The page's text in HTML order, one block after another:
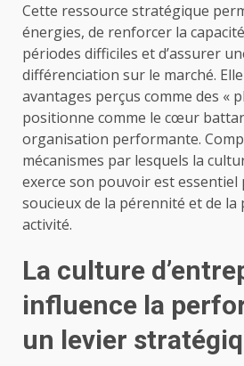
Cette ressource stratégique
énergies, de renforcer la
périodes difficiles et d’assurer
différenciation sur le marché.
avantages perçus comme des «
positionne comme le cœur
organisation performante.
mécanismes par lesquels la
exerce son pouvoir est
soucieux de la pérennité et de
activité.
La culture
influence la
un levier